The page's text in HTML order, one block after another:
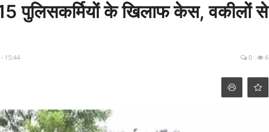
पुलिसकर्मियों के खिलाफ केस, वकीलों से
15:44 0 6